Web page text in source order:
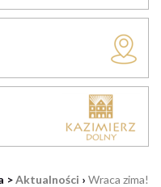
>Aktualności › Wraca zima!